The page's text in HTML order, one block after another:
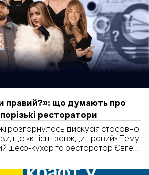
правий?»: що думають про
ресторатори
розгорнулась дискусія стосовно
що «клієнт завжди правий». Тему
шеф-кухар та ресторатор Євген
але у ресторанах